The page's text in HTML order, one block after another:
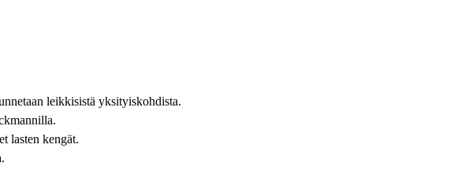
leikkisistä yksityiskohdista.
lasten kengät.